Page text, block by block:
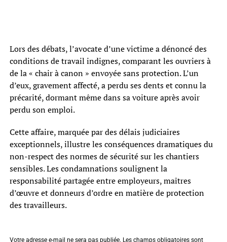
Lors des débats, l’avocate d’une victime a dénoncé des
conditions de travail indignes, comparant les ouvriers à
de la « chair à canon » envoyée sans protection. L’un
d’eux, gravement affecté, a perdu ses dents et connu la
précarité, dormant même dans sa voiture après avoir
perdu son emploi.
Cette affaire, marquée par des délais judiciaires
exceptionnels, illustre les conséquences dramatiques du
non-respect des normes de sécurité sur les chantiers
sensibles. Les condamnations soulignent la
responsabilité partagée entre employeurs, maîtres
d’œuvre et donneurs d’ordre en matière de protection
des travailleurs.
Votre adresse e-mail ne sera pas publiée. Les champs obligatoires sont